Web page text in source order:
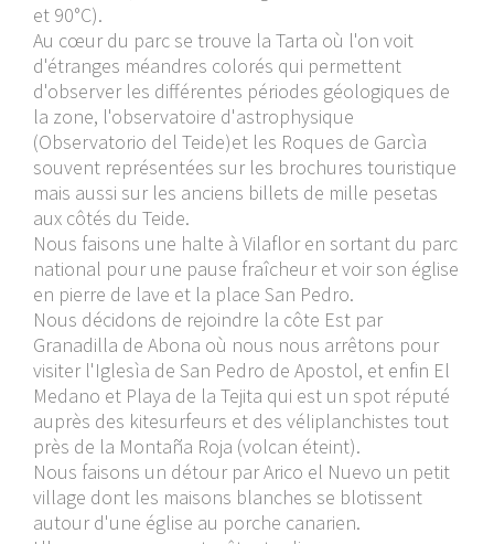
et 90°C).
Au cœur du parc se trouve la Tarta où l'on voit
d'étranges méandres colorés qui permettent
d'observer les différentes périodes géologiques de
la zone, l'observatoire d'astrophysique
(Observatorio del Teide)et les Roques de Garcìa
souvent représentées sur les brochures touristique
mais aussi sur les anciens billets de mille pesetas
aux côtés du Teide.
Nous faisons une halte à Vilaflor en sortant du parc
national pour une pause fraîcheur et voir son église
en pierre de lave et la place San Pedro.
Nous décidons de rejoindre la côte Est par
Granadilla de Abona où nous nous arrêtons pour
visiter l'Iglesìa de San Pedro de Apostol, et enfin El
Medano et Playa de la Tejita qui est un spot réputé
auprès des kitesurfeurs et des véliplanchistes tout
près de la Montaña Roja (volcan éteint).
Nous faisons un détour par Arico el Nuevo un petit
village dont les maisons blanches se blotissent
autour d'une église au porche canarien.